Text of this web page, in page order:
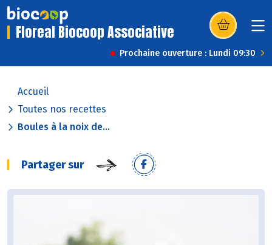
Floreal Biocoop Associative (s’ouvre dans
Prochaine ouverture : Lundi 09:30
Accueil
Toutes nos recettes
Boules à la noix de...
Partager sur